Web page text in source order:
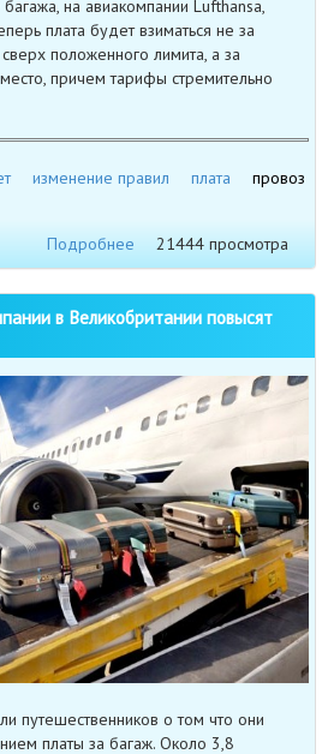
на авиакомпании Lufthansa,
плата будет взиматься не за
положенного лимита, а за
причем тарифы стремительно
изменение правил плата
провоз
Подробнее
21444 просмотра
в Великобритании повысят
путешественников о том что они
платы за багаж. Около 3,8